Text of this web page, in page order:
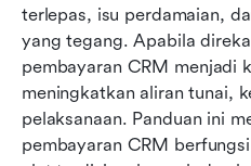
terlepas, isu perdamaian,
yang tegang. Apabila
pembayaran CRM menjadi
meningkatkan aliran tunai,
pelaksanaan. Panduan ini
pembayaran CRM